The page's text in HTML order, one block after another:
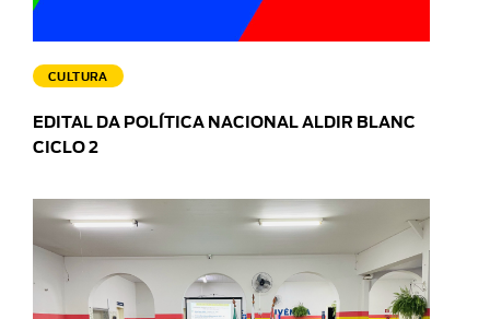
CULTURA
EDITAL DA POLÍTICA NACIONAL ALDIR BLANC
CICLO 2